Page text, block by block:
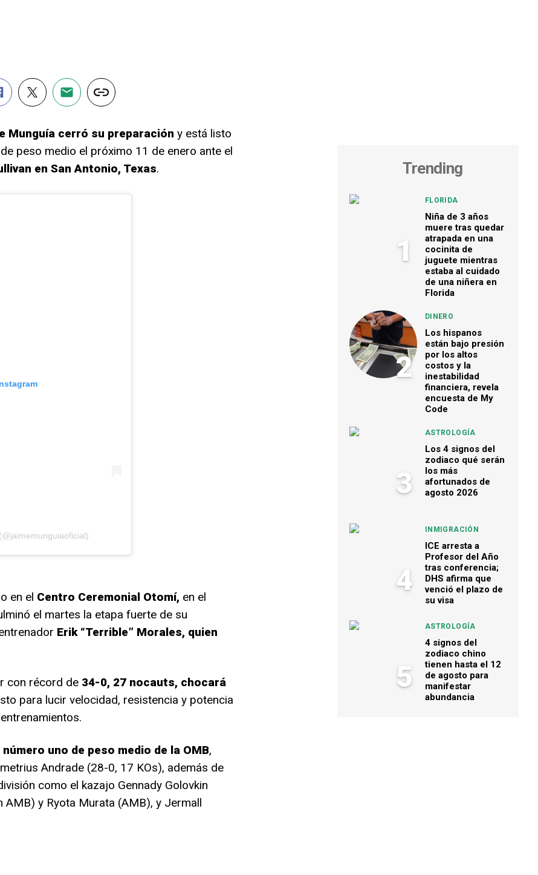
Munguía cerró su preparación y está listo
peso medio el próximo 11 de enero ante el
en San Antonio, Texas.
en el Centro Ceremonial Otomí, en el
el martes la etapa fuerte de su
Erik “Terrible” Morales, quien
con récord de34-0, 27 nocauts, chocará
para lucir velocidad, resistencia y potencia
uno de peso medio de la OMB,
Andrade (28-0, 17 KOs), además de
como el kazajo Gennady Golovkin
AMB) y Ryota Murata (AMB), y Jermall
Trending
1
FLORIDA
Niña de 3 años
muere tras quedar
atrapada en una
cocinita de
juguete mientras
estaba al cuidado
de una niñera en
Florida
2
DINERO
Los hispanos
están bajo presión
por los altos
costos y la
inestabilidad
financiera, revela
encuesta de My
Code
3
ASTROLOGÍA
Los 4 signos del
zodiaco qué serán
los más
afortunados de
agosto 2026
4
INMIGRACIÓN
ICE arresta a
Profesor del Año
tras conferencia;
DHS afirma que
venció el plazo de
su visa
5
ASTROLOGÍA
4 signos del
zodiaco chino
tienen hasta el 12
de agosto para
manifestar
abundancia